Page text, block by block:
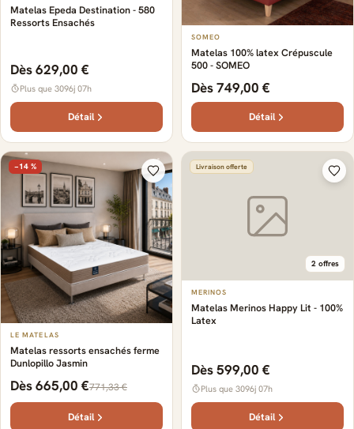
Matelas Epeda Destination - 580
Ressorts Ensachés
Dès 629,00 €
Plus que 3096j 07h
Détail
SOMEO
Matelas 100% latex Crépuscule
500 - SOMEO
Dès 749,00 €
Détail
−14 %
LE MATELAS
Matelas ressorts ensachés ferme
Dunlopillo Jasmin
Dès 665,00 €771,33 €
Détail
Livraison offerte
2 offres
MERINOS
Matelas Merinos Happy Lit - 100%
Latex
Dès 599,00 €
Plus que 3096j 07h
Détail